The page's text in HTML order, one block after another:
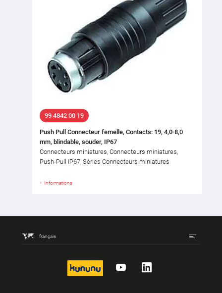
99 4842 00 19
Push Pull Connecteur femelle, Contacts: 19, 4,0-8,0
mm, blindable, souder, IP67
Connecteurs miniatures, Connecteurs miniatures,
Push-Pull IP67, Séries Connecteurs miniatures
Informations
français
kununu YouTubeLinkedIn